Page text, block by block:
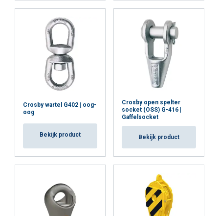
Crosby wartel G402 | oog-
oog
Bekijk product
Crosby open spelter
socket (OSS) G-416 |
Gaffelsocket
Bekijk product